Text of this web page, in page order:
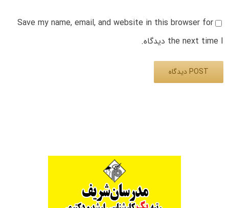
Save my name, email, and website in this browser for
the next time I دیدگاه.